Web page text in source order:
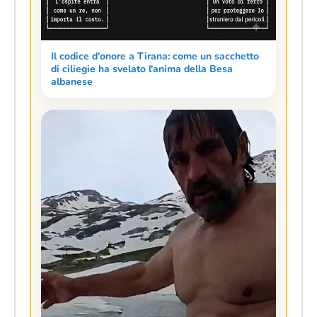
Il codice d'onore a Tirana: come un sacchetto
di ciliegie ha svelato l'anima della Besa
albanese